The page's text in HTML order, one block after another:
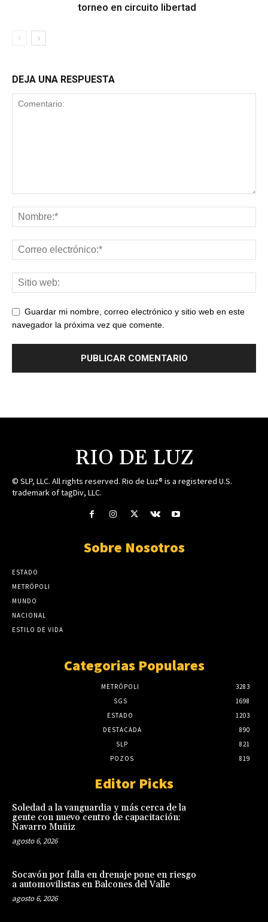
torneo en circuito libertad
DEJA UNA RESPUESTA
Guardar mi nombre, correo electrónico y sitio web en este
navegador la próxima vez que comente.
RIO DE LUZ
© SLP, LLC. All rights reserved. Rio de Luz® is a registered U.S.
trademark of tagDiv, LLC.
Sobre Nosotros
ESTADO
METRÓPOLI
MUNDO
NACIONAL
ESTILO DE VIDA
Categorias Populares
METRÓPOLI
3283
SGS
1698
ESTADO
1203
DESTACADA
890
SLP
821
POZOS
819
Editor Picks
Soledad a la vanguardia y más cerca de la
gente con nuevo centro de capacitación:
Navarro Muñiz
agosto 6, 2026
Socavón por falla en drenaje pone en riesgo
a automovilistas en Balcones del Valle
agosto 6, 2026